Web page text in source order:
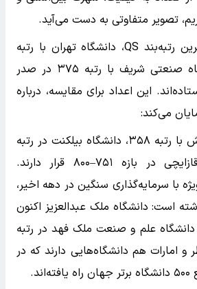
تصویر متفاوتی به دست می‌آید.
برای مثال در جدیدترین رتبه‌بند QS، دانشگاه تهران با رتبه
۳۲۲ جهان و دانشگاه صنعتی شریف با رتبه ۳۷۵ در صدر
این اعداد برای مقایسه، درباره
می‌‌کند:
در ترکیه، دانشگاه کوش با رتبه ۳۵۸، دانشگاه بیلکنت در رتبه
۵۹۵ و دانشگاه بوقازایچی در بازه ۷۵۱–۸۰۰ قرار دارند.
با سرمایه‌گذاری سنگین در دهه اخیر،
است: دانشگاه ملک عبدالعزیز اکنون
جهان و دانشگاه علم و صنعت ملک فهد در رتبه
قطر و امارات هم دانشگاه‌هایی دارند که در